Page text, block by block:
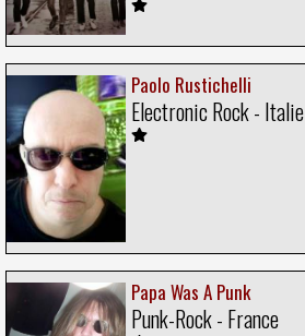
Paolo Rustichelli
Electronic Rock - Italie
Papa Was A Punk
Punk-Rock - France